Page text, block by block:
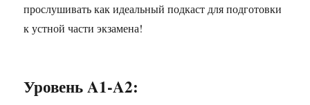
прослушивать как идеальный подкаст для подготовки
к устной части экзамена!
Уровень A1-A2: